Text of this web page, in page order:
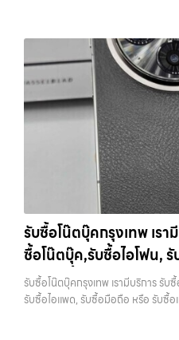
ทันที โดยเน้นบริการในพื้นที่ ลาดพร้า
วัชรพล, รามอินทรา, รวมถึง บางนา,
วังหินไม่ว่าคุณจะต้องการ รับซื้อโทร
ซื้อแท็บเล็ต, หรือบริการอื่นๆ เกี่ยวกั
บริการครบวงจร บริการของเรา เราใ
ต้องการขายอุปกรณ์ไอที ไม่ว่าจะเป็น
แต่ละชิ้นไม่ใช่แค่เครื่องใช้ไฟฟ้า แต่เ
เปลี่ยนรุ่น หรือต้องการเงินด่วน เราจึ
ปราบปรามความยุ่งยากทั้งหลาย โดย
เมื่อตกลงซื้อขายสำเร็จ บริการของ
Samsung ทุกรุ่น, iPad และแท็บเล็ตทุ
ใช้งานแล้ว ตกแต่งแล้ว หรือมีรอยบ้าง
ยี่ห้อ แต่ขึ้นอยู่กับสภาพจริง ความคร
คุณ เราจึงตั้งใจให้บริการในเขต ลา
บางแค, วัชรพล, รามอินทรา, บางนา
วังหิน อย่างเต็มที่ ไม่ว่าคุณจะค้นหา
โทรศัพท์มือสองกรุงเทพ”, “ขาย iPad
ถึงที่”, หรือ “รับซื้อ Samsung มือส
บริการของเรามุ่งตรงให้คุณได้รับราค
เลือกเราแล้วคุณจะได้บริการที่คุณไว้
ความสะดวก นัดรับถึงที่ ตรวจสภาพ
ทั้งหมดนี้เพื่อให้การขายอุปกรณ์ของคุ
และคุ้มค่ากว่า ทำไมต้องเลือกเรา ผู้เ
วัชรพล รามอินทรา รับซื้อไอแพดเส
แท็บเล็ต ที่ให้ราคาเป็นธรรมและบริกา
และพื้นที่ใกล้เคียง รับซื้อไอแพดเสนา
ที่ให้ราคาเป็นธรรมและบริการรวดเร็
ใกล้เคียง รับซื้อ iPhone… รับซื้อไอ
ราคาสูง พร้อมจ่ายเงินทันที ประสบก
โฟน, รับซื้อไอแพด, รับซื้อมือถือ ยิน
เว็บไซต์ที่คุณไว้วางใจได้ สำหรับบริ
iPad, แท็บเล็ต ทุกยี่ห้อ ให้ราคาสูง
ลาดพร้าว, รัชดา, บางรัก, แจ้งวัฒนะ,
กรุงเทพฯ ใกล้ “ใกล้ ฉัน” ที่สุด ในยุค
ใหม่ๆ เปลี่ยนรุ่นกันแทบทุกช่วงเวลา
ที่ไม่ได้ใช้งานอยู่เฉยๆ เว็บไซต์ของเร
สามารถเปลี่ยนอุปกรณ์ที่ไม่ใช้แล้วให้
ซื้อไอโฟน, รับซื้อไอแพด, รับซื้อมือถื
แท็บเล็ต, รับซื้อสินค้าไอทีกรุงเทพมห
โซนเมืองหรือเขตชานเมือง เรามีทีมง
รับซื้อโน๊ตบุ๊คกรุงเทพ เร
ซื้อโน๊ตบุ๊ค,รับซื้อไอโฟน,
หรือ รับซื้อแท็บเล็ต บริก
และพื้นที่ใกล้เคียง
รับซื้อโน๊ตบุ๊คกรุงเทพ เรามีบริการ รั
รับซื้อไอแพด, รับซื้อมือถือ หรือ รับซื้อ